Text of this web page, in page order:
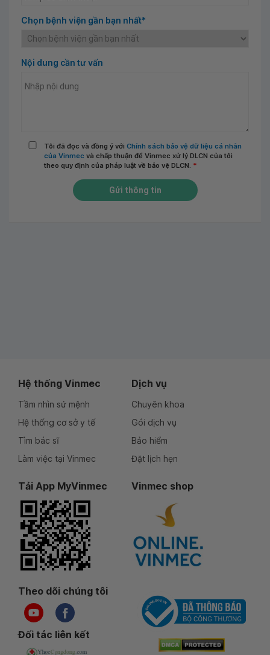
Chọn bệnh viện gần bạn nhất*
Nội dung cần tư vấn
Tôi đã đọc và đồng ý với Chính sách bảo vệ dữ liệu cá nhân
của Vinmec và chấp thuận để Vinmec xử lý DLCN của tôi
theo quy định của pháp luật về bảo vệ DLCN. *
Gửi thông tin
Hệ thống Vinmec
Tầm nhìn sứ mệnh
Hệ thống cơ sở y tế
Tìm bác sĩ
Làm việc tại Vinmec
Dịch vụ
Chuyên khoa
Gói dịch vụ
Bảo hiểm
Đặt lịch hẹn
Tải App MyVinmec Vinmec shop
Theo dõi chúng tôi
Đối tác liên kết